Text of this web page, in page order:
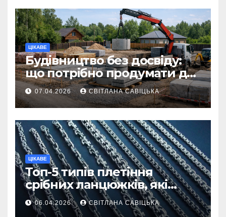
ЦІКАВЕ
Будівництво без досвіду:
що потрібно продумати до
першої доставки на
ділянку
07.04.2026 СВІТЛАНА САВІЦЬКА
ЦІКАВЕ
Топ-5 типів плетіння
срібних ланцюжків, які
вважаються
найнадійнішими
06.04.2026 СВІТЛАНА САВІЦЬКА